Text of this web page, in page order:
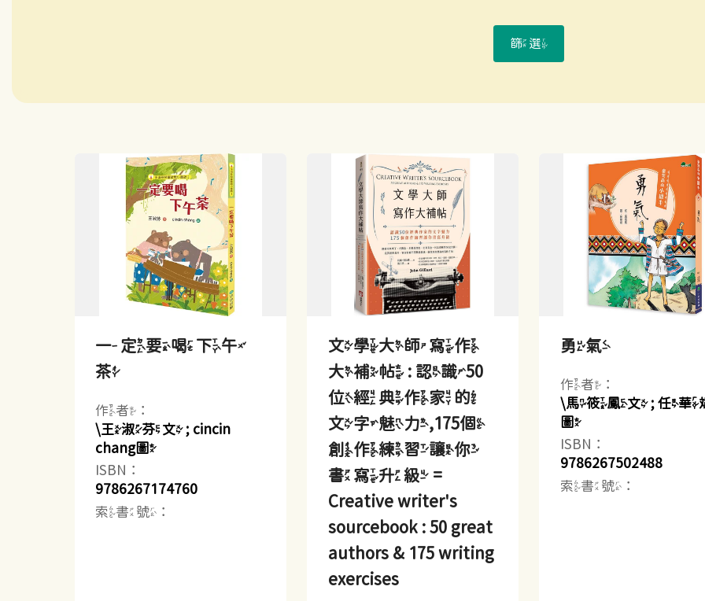
篩選
一定要喝下午
茶
作者：
\王淑芬文 ; cincin
chang圖
ISBN：
9786267174760
索書號：
文學大師寫作
大補帖 : 認識50
位經典作家的
文字魅力,175個
創作練習讓你
書寫升級 =
Creative writer's
sourcebook : 50 great
authors & 175 writing
exercises
勇氣
作者：
\馬筱鳳文 ; 任華
圖
ISBN：
9786267502488
索書號：